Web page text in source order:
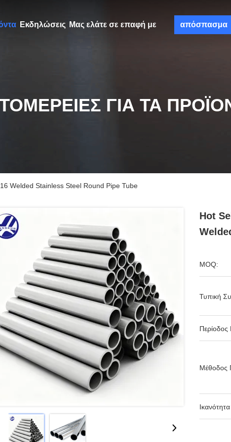
Εκδηλώσεις Μας ελάτε σε επαφή με απόσπασμα
ΓΙΑ ΤΑ
Welded Stainless Steel Round Pipe Tube
Hot
MOQ:
Τυπική
Μέθοδος